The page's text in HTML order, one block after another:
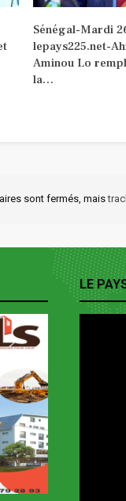
Sénégal-Mardi
lepays225.net-
Aminou Lo
la…
sont fermés, mais
LE